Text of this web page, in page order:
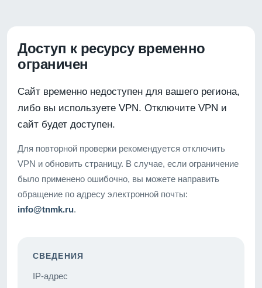
Доступ к ресурсу временно
ограничен
Сайт временно недоступен для вашего региона,
либо вы используете VPN. Отключите VPN и
сайт будет доступен.
Для повторной проверки рекомендуется отключить
VPN и обновить страницу. В случае, если ограничение
было применено ошибочно, вы можете направить
обращение по адресу электронной почты:
info@tnmk.ru.
СВЕДЕНИЯ
IP-адрес